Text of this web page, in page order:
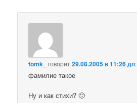
tomk_ говорит29.08.2005 в 11:26 дп:
фамилие такое
Ну и как стихи? 🙂